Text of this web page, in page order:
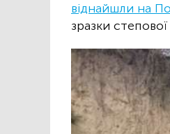
віднайшли на
зразки